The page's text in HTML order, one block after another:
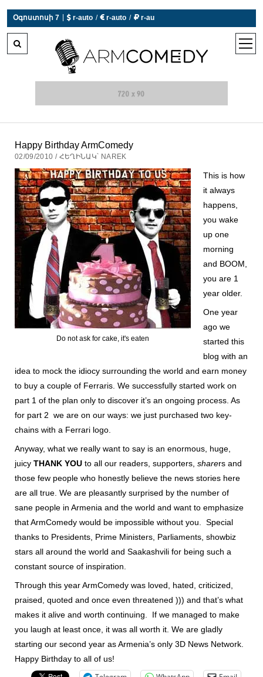
Օգոստոսի 7  r-auto /  r-auto /  r-au
open
Happy Birthday ArmComedy
02/09/2010 / ՀԵՂԻՆԱԿ՝ NAREK
Do not ask for cake, it's eaten
This is how
it always
happens,
you wake
up one
morning
and BOOM,
you are 1
year older.
One year
ago we
started this
blog with an
idea to mock the idiocy surrounding the world and earn money
to buy a couple of Ferraris. We successfully started work on
part 1 of the plan only to discover it’s an ongoing process. As
for part 2 we are on our ways: we just purchased two key-
chains with a Ferrari logo.
Anyway, what we really want to say is an enormous, huge,
juicy THANK YOUto all our readers, supporters, sharers and
those few people who honestly believe the news stories here
are all true. We are pleasantly surprised by the number of
sane people in Armenia and the world and want to emphasize
that ArmComedy would be impossible without you. Special
thanks to Presidents, Prime Ministers, Parliaments, showbiz
stars all around the world and Saakashvili for being such a
constant source of inspiration.
Through this year ArmComedy was loved, hated, criticized,
praised, quoted and once even threatened ))) and that’s what
makes it alive and worth continuing. If we managed to make
you laugh at least once, it was all worth it. We are gladly
starting our second year as Armenia’s only 3D News Network.
Happy Birthday to all of us!